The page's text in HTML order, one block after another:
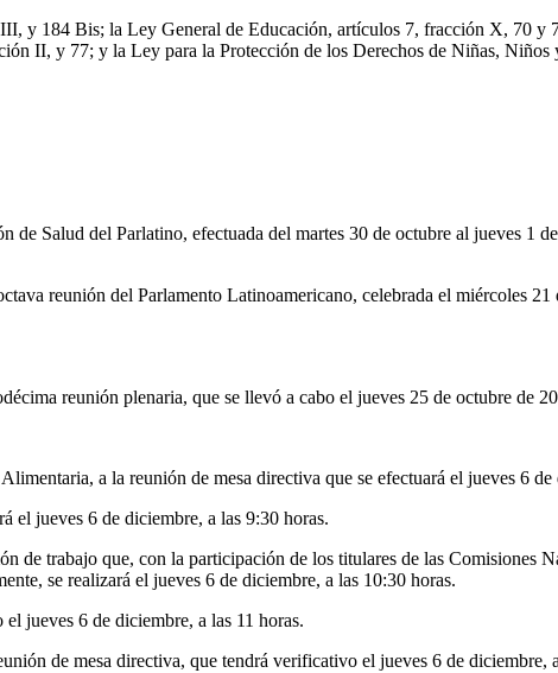
y 184 Bis; la Ley General de Educación, artículos 7, fracción X, 70 y
II, y 77; y la Ley para la Protección de los Derechos de Niñas, Niños
Salud del Parlatino, efectuada del martes 30 de octubre al jueves 1
reunión del Parlamento Latinoamericano, celebrada el miércoles
reunión plenaria, que se llevó a cabo el jueves 25 de octubre de
a la reunión de mesa directiva que se efectuará el jueves 6 de
el jueves 6 de diciembre, a las 9:30 horas.
de trabajo que, con la participación de los titulares de las Comisiones
se realizará el jueves 6 de diciembre, a las 10:30 horas.
jueves 6 de diciembre, a las 11 horas.
de mesa directiva, que tendrá verificativo el jueves 6 de diciembre,